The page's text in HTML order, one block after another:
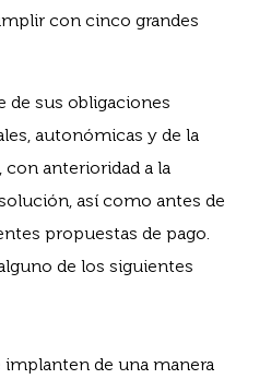
con cinco grandes
de sus obligaciones
autonómicas y de la
con anterioridad a la
así como antes de
propuestas de pago.
de los siguientes
implanten de una manera